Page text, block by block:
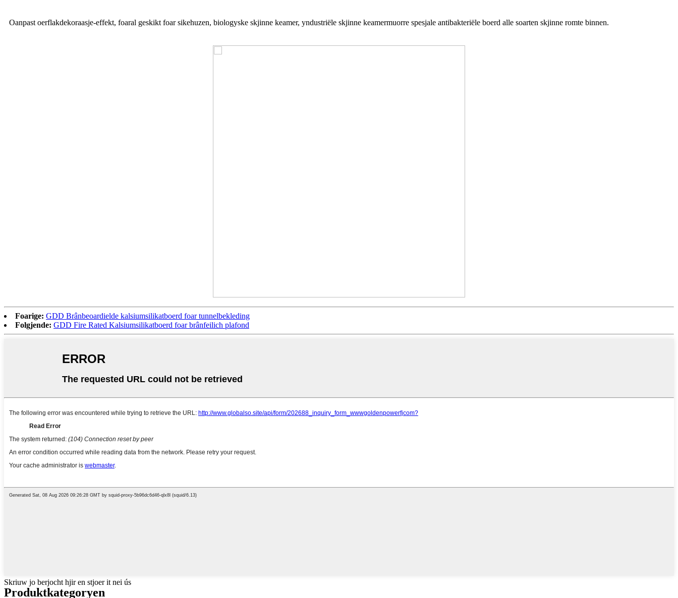
Oanpast oerflakdekoraasje-effekt, foaral geskikt foar sikehuzen, biologyske skjinne keamer, yndustriële skjinne keamermuorre spesjale antibakteriële boerd alle soarten skjinne romte binnen.
Foarige: GDD Brânbeoardielde kalsiumsilikatboerd foar tunnelbekleding
Folgjende: GDD Fire Rated Kalsiumsilikatboerd foar brânfeilich plafond
Skriuw jo berjocht hjir en stjoer it nei ús
Produktkategoryen